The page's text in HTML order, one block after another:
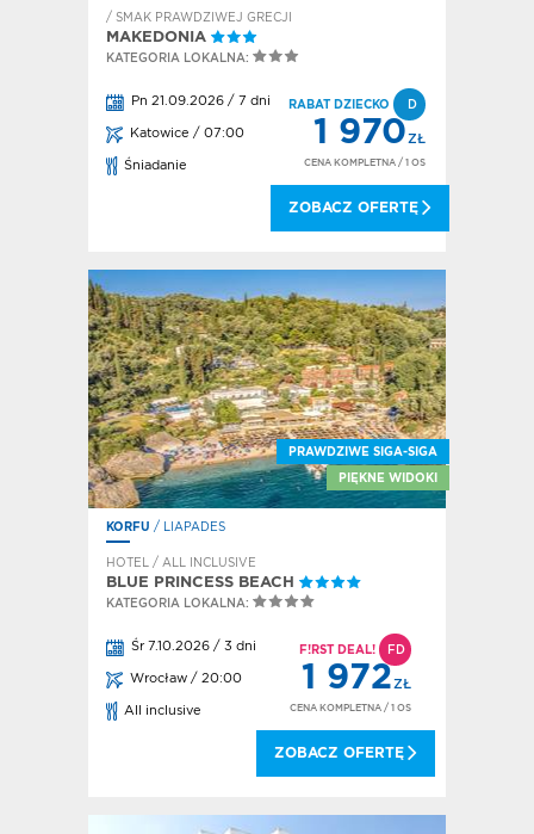
/ SMAK PRAWDZIWEJ GRECJI
MAKEDONIA
KATEGORIA LOKALNA:
Pn 21.09.2026 / 7 dni
Katowice / 07:00
Śniadanie
RABAT DZIECKO D
1 970ZŁ
CENA KOMPLETNA / 1 OS
ZOBACZ OFERTĘ
PRAWDZIWE SIGA-SIGA
PIĘKNE WIDOKI
KORFU / LIAPADES
HOTEL / ALL INCLUSIVE
BLUE PRINCESS BEACH
KATEGORIA LOKALNA:
Śr 7.10.2026 / 3 dni
Wrocław / 20:00
All inclusive
F!RST DEAL! FD
1 972ZŁ
CENA KOMPLETNA / 1 OS
ZOBACZ OFERTĘ